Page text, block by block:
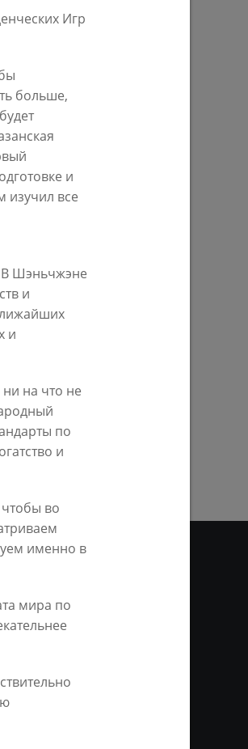
и эффективная
Метшин: «Начала сбываться
– выйти к Волге»
СТРАНИЦА
Игр
больше,
и
все
В Шэньчжэне
и
и
на что не
по
и
во
именно в
мира по